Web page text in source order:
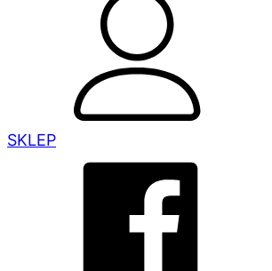
SKLEP